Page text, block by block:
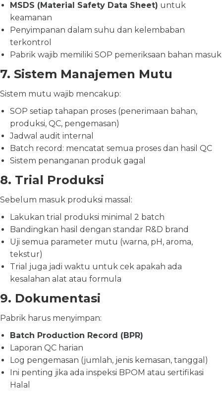
MSDS (Material Safety Data Sheet) untuk
keamanan
Penyimpanan dalam suhu dan kelembaban
terkontrol
Pabrik wajib memiliki SOP pemeriksaan bahan masuk
7. Sistem Manajemen Mutu
Sistem mutu wajib mencakup:
SOP setiap tahapan proses (penerimaan bahan,
produksi, QC, pengemasan)
Jadwal audit internal
Batch record: mencatat semua proses dan hasil QC
Sistem penanganan produk gagal
8. Trial Produksi
Sebelum masuk produksi massal:
Lakukan trial produksi minimal 2 batch
Bandingkan hasil dengan standar R&D brand
Uji semua parameter mutu (warna, pH, aroma,
tekstur)
Trial juga jadi waktu untuk cek apakah ada
kesalahan alat atau formula
9. Dokumentasi
Pabrik harus menyimpan:
Batch Production Record (BPR)
Laporan QC harian
Log pengemasan (jumlah, jenis kemasan, tanggal)
Ini penting jika ada inspeksi BPOM atau sertifikasi
Halal